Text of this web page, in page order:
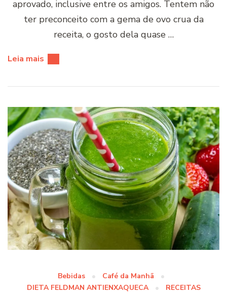
aprovado, inclusive entre os amigos. Tentem não
ter preconceito com a gema de ovo crua da
receita, o gosto dela quase …
Leia mais
Bebidas
Café da Manhã
DIETA FELDMAN ANTIENXAQUECA
RECEITAS